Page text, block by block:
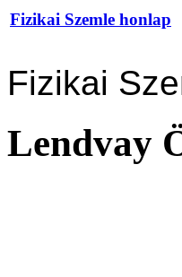
Fizikai Szemle honlap
Fizikai
Lendvay